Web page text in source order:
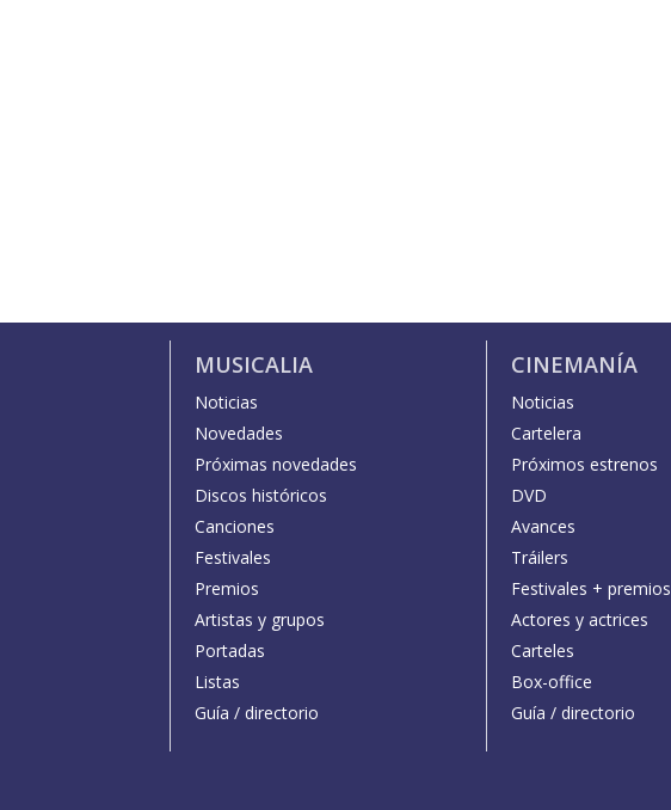
MUSICALIA
Noticias
Novedades
Próximas novedades
Discos históricos
Canciones
Festivales
Premios
Artistas y grupos
Portadas
Listas
Guía / directorio
CINEMANÍA
Noticias
Cartelera
Próximos estrenos
DVD
Avances
Tráilers
Festivales + premios
Actores y actrices
Carteles
Box-office
Guía / directorio